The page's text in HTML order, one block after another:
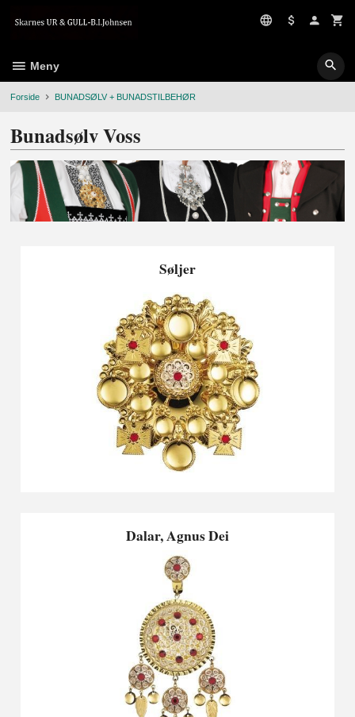
Meny
Forside BUNADSØLV + BUNADSTILBEHØR
Bunadsølv Voss
Søljer
Dalar, Agnus Dei